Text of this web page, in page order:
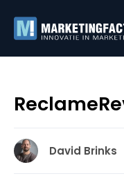
David Brinks